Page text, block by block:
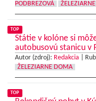
PODBREZOVÁ
TOP
Státie v kolóne si
autobusovú stanicu v
Autor (zdroj): Redakcia
ŽELEZIARNE DOMA
TOP